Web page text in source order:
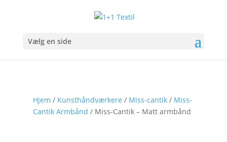
Vælg en side
Hjem / Kunsthåndværkere / Miss-cantik/ Miss-
Cantik Armbånd / Miss-Cantik – Matt armbånd